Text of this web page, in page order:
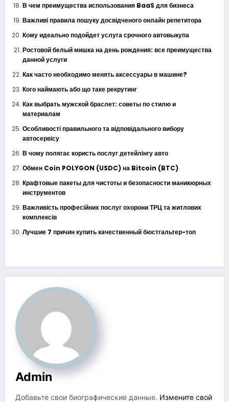
В чем преимущества использования BaaS для бизнеса
Важливі правила пошуку досвідченого онлайн репетитора
Кому идеально подойдет услуга срочного автовыкупа
Ростовой белый мишка на день рождения: все преимущества
данной услуги
Как часто необходимо менять аксессуары в машине?
Кого наймають або що таке рекрутинг
Как выбрать мужской браслет: советы по стилю и
материалам
Особливості правильного та відповідального вибору
автосервісу
В чому полягає користь послуг детейлінгу авто
Обмен Coin POLYGON (USDC) на Bitcoin (BTC)
Крафтовые пакеты для чистоты и безопасности маникюрных
инструментов
Важливість професійних послуг охорони ТРЦ та житлових
комплексів
Лучшие 7 причин купить качественный бюстгальтер-топ
Admin
Добавьте свои биографические данные. Измените свой